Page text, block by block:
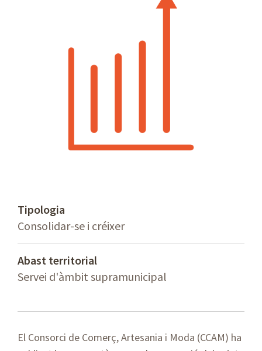
Tipologia
Consolidar-se i créixer
Abast territorial
Servei d'àmbit supramunicipal
El Consorci de Comerç, Artesania i Moda (CCAM) ha